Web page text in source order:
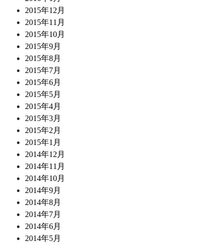
2015年12月
2015年11月
2015年10月
2015年9月
2015年8月
2015年7月
2015年6月
2015年5月
2015年4月
2015年3月
2015年2月
2015年1月
2014年12月
2014年11月
2014年10月
2014年9月
2014年8月
2014年7月
2014年6月
2014年5月